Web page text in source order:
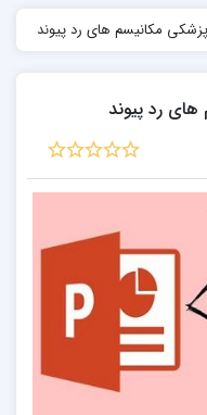
پزشکی مکانیسم های رد پیوند
های رد پیوند